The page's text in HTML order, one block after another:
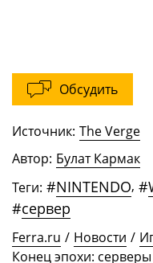
Обсудить
Источник: The Verge
Автор: Булат Кармак
Теги: #NINTENDO, #
#сервер
Ferra.ru / Новости /
Конец эпохи: